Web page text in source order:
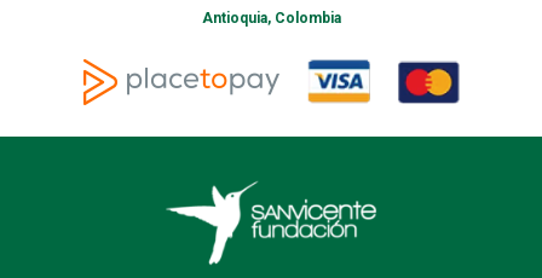
Antioquia, Colombia